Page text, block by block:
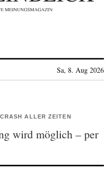
Sa, 8. Aug 2026
ALLER ZEITEN
wird möglich – per